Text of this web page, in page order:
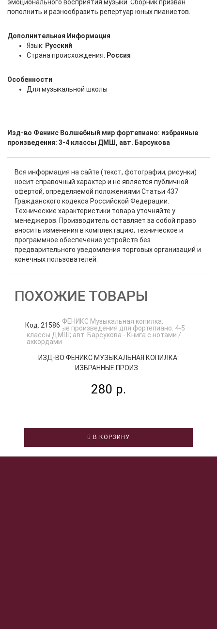
эмоционального восприятия музыки. Сборник призван
пополнить и разнообразить репертуар юных пианистов.
Дополнительная Информация
Язык: Русский
Страна происхождения: Россия
Особенности
Для музыкальной школы
Изд-во Феникс Волшебный мир фортепиано: избранные
произведения: 3-4 классы ДМШ, авт. Барсукова
Вся информация на сайте (текст, фотографии, рисунки)
носит справочный характер и не является публичной
офертой, определяемой положениями Статьи 437
Гражданского кодекса Российской Федерации.
Технические характеристики товара уточняйте у
менеджеров. Производитель оставляет за собой право
вносить изменения в комплектацию, техническое и
программное обеспечение устройств без
предварительного уведомления торговых организаций и
конечных пользователей.
ПОХОЖИЕ ТОВАРЫ
Код: 21586
ИЗД-ВО ФЕНИКС МУЗЫКАЛЬНАЯ КОПИЛКА:
ИЗБРАННЫЕ ПРОИЗ...
280 р.
В КОРЗИНУ